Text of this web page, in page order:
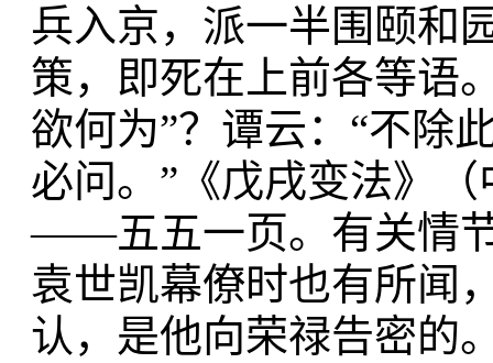
兵入京，派一半围颐和
策，即死在上前各等语
欲何为”？谭云：“不除
必问。”《戊戌变法》
——五五一页。有关情
袁世凯幕僚时也有所闻
认，是他向荣禄告密的